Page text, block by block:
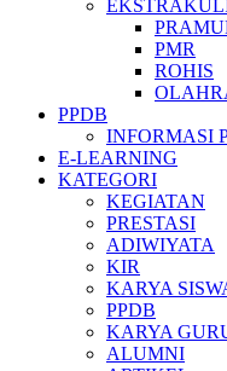
PMR
ROHIS
PPDB
INFORMASI
E-LEARNING
KATEGORI
KEGIATAN
PRESTASI
ADIWIYATA
KIR
KARYA
PPDB
KARYA
ALUMNI